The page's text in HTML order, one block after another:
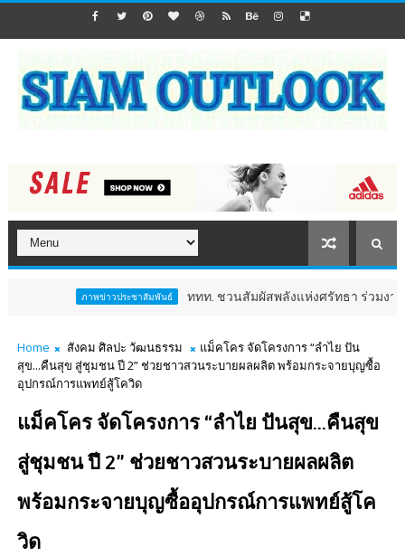
ภาพข่าวประชาสัมพันธ์ ททท. ชวนสัมผัสพลังแห่งศรัทธา ร่วมงาน "ห่มผ้าห
Home สังคม ศิลปะ วัฒนธรรม
แม็คโคร จัดโครงการ “ลำไย ปัน
สุข...คืนสุข สู่ชุมชน ปี 2” ช่วยชาวสวนระบายผลผลิต พร้อมกระจายบุญซื้อ
อุปกรณ์การแพทย์สู้โควิด
แม็คโคร จัดโครงการ “ลำไย ปันสุข...คืนสุข
สู่ชุมชน ปี 2” ช่วยชาวสวนระบายผลผลิต
พร้อมกระจายบุญซื้ออุปกรณ์การแพทย์สู้โค
วิด